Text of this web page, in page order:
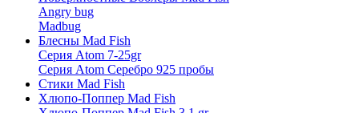
Angry bug
Madbug
Блесны Mad Fish
Серия Atom 7-25gr
Серия Atom Серебро 925 пробы
Стики Mad Fish
Хлюпо-Поппер Mad Fish